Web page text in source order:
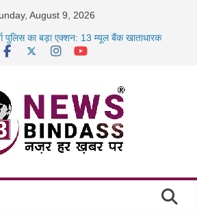
August 9, 2026
पुलिस का बड़ा एक्शन: 13 म्यूल बैंक खाताधारक
में डकैती की साजिश नाकाम, दिल्ली-बिहार
गोधाम होंगे स्थापित, हर विकासखंड के 10 उत्कृष्ट